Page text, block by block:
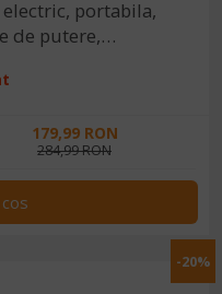
portabila,
de putere,
si 45
179,99 RON
284,99 RON
-20%